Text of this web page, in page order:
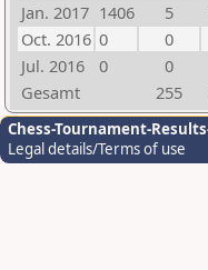
Jan. 2017 1406 5
Oct. 2016 0 0
Jul. 2016
0 0
Gesamt
255
Chess-Tournament-
Legal details/Terms of use